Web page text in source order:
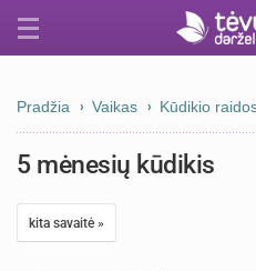
Pradžia Vaikas Kūdikio
5 mėnesių kūdikis
kita savaitė »